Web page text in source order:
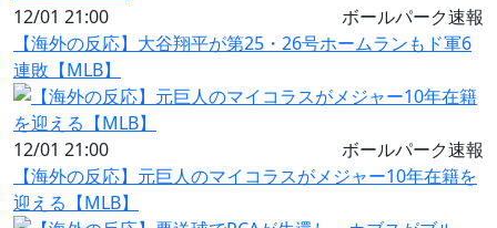
12/01 21:00
ボールパーク速報
【海外の反応】大谷翔平が第25・26号ホームランもド軍6
連敗【MLB】
12/01 21:00
ボールパーク速報
【海外の反応】元巨人のマイコラスがメジャー10年在籍を
迎える【MLB】